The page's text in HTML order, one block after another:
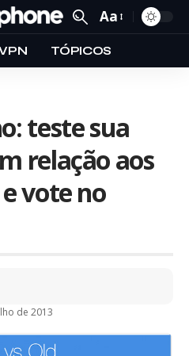
Aa
TÓPICOS
teste sua
relação aos
vote no
de 2013